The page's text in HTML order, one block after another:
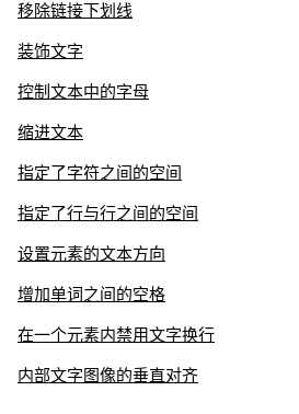
移除链接下划线
装饰文字
控制文本中的字母
缩进文本
指定了字符之间的空间
指定了行与行之间的空间
设置元素的文本方向
增加单词之间的空格
在一个元素内禁用文字换行
内部文字图像的垂直对齐